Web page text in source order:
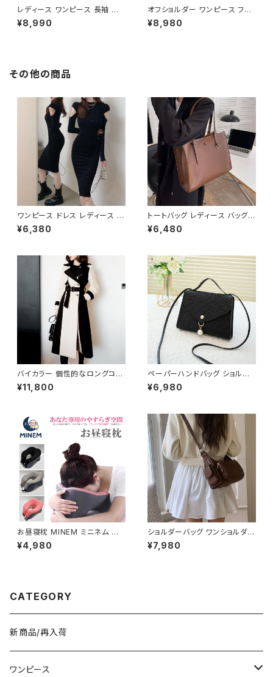
レディース ワンピース 長袖 シャ
ツワンピース ツイード切替 ミニ
ワンピース 上品 フォーマル ホ
冬 着痩せ効果 きちんと見え カ
¥8,990
オフショルダー ワンピース フラ
ワー柄 タイトワンピース ドレス
花柄ワンピ 春夏 エレガント 大
¥8,980
その他の商品
ワンピース ドレス レディース 春
夏 秋冬 春 夏 秋 冬 黒 タイトワ
ンピース タイトドレス 長袖 ワン
韓国 タイトワンピース ミモレド
レス ひざ丈ワンピース ラメ シン
プル オープンショルダー カット
ショルダー ワンピースドレス 韓
国ファッション OL カジュアル
オフィスカジュアル 結婚式 パー
ティー ブラック お呼ばれ シンプ
ル 10代 20代 30代 40代 C-O
SS0076
¥6,380
トートバッグ レディース バッグ
春夏 秋冬 春 夏 秋 冬 黒 白 バ
ッグ ハンドバッグ 肩掛け かばん
バッグ シンプル トートバック ホ
ワイト ベージュ コーヒー ブラッ
ク デート 通勤バッグ オフィスカ
ジュアル デイリー お出かけ オ
フィス カジュアル OL 上品 大人
10代 20代 30代 40代 K-B00
¥6,480
バイカラー 個性的なロングコー
ト C-JAW1002
¥11,800
ペーパーハンドバッグ ショルダ
ーバッグ パールチャームバッグ
レディース バック 軽量 カジュア
¥6,980
お昼寝枕 MINEM ミニネム 仮
眠枕 うつぶせ枕 ネックピロー
洗える 軽量 通気性 机 デスク
C-ASS0003
¥4,980
ショルダーバッグ ワンショルダー
バッグ レディース バッグ 肩掛け
斜めがけ クロスボディ おしゃれ
¥7,980
CATEGORY
新商品/再入荷
ワンピース